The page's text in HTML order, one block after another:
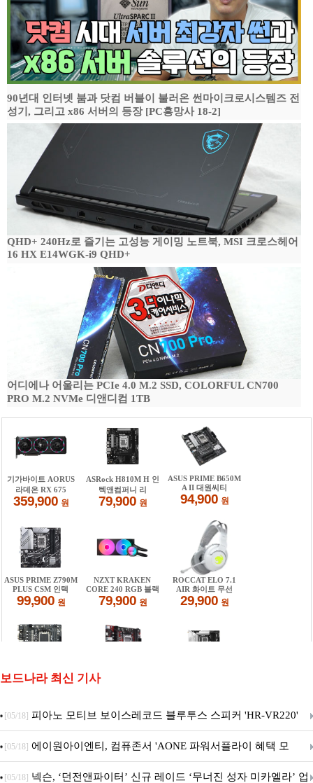
90년대 인터넷 붐과 닷컴 버블이 불러온 썬마이크로시스템즈 전
성기, 그리고 x86 서버의 등장 [PC흥망사 18-2]
QHD+ 240Hz로 즐기는 고성능 게이밍 노트북, MSI 크로스헤어
16 HX E14WGK-i9 QHD+
어디에나 어울리는 PCIe 4.0 M.2 SSD, COLORFUL CN700
PRO M.2 NVMe 디앤디컴 1TB
보드나라 최신 기사
[05/18] 피아노 모티브 보이스레코드 블루투스 스피커 'HR-VR220'
출시
[05/18] 에이원아이엔티, 컴퓨존서 'AONE 파워서플라이 혜택 모
음.ZIP' 이벤트 진행
[05/18] 넥슨, ‘던전앤파이터’ 신규 레이드 ‘무너진 성자 미카엘라’ 업